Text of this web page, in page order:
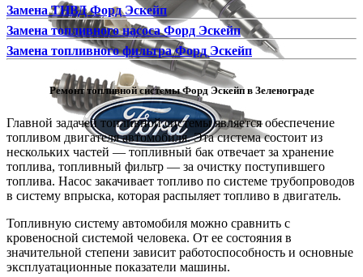
Замена ТНВД Форд Эскейп
Замена топливного насоса Форд Эскейп
Замена топливного фильтра Форд Эскейп
Ремонт топливной системы Форд Эскейп в Зеленограде
Главной задачей топливной системы является обеспечение
топливом двигателя автомобиля. Эта система состоит из
нескольких частей — топливный бак отвечает за хранение
топлива, топливный фильтр — за очистку поступившего
топлива. Насос закачивает топливо по системе трубопроводов
в систему впрыска, которая распыляет топливо в двигатель.
Топливную систему автомобиля можно сравнить с
кровеносной системой человека. От ее состояния в
значительной степени зависит работоспособность и основные
эксплуатационные показатели машины.